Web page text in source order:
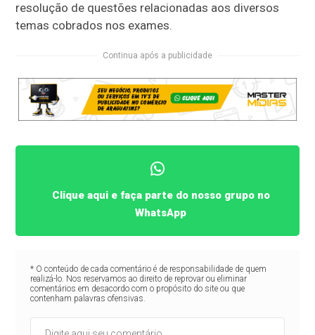
resolução de questões relacionadas aos diversos
temas cobrados nos exames.
Continua após a publicidade
Clique aqui e faça parte do nosso grupo no
WhatsApp
* O conteúdo de cada comentário é de responsabilidade de quem
realizá-lo. Nos reservamos ao direito de reprovar ou eliminar
comentários em desacordo com o propósito do site ou que
contenham palavras ofensivas.